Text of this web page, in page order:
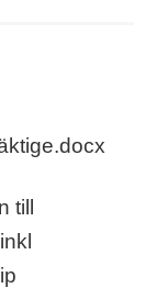
till